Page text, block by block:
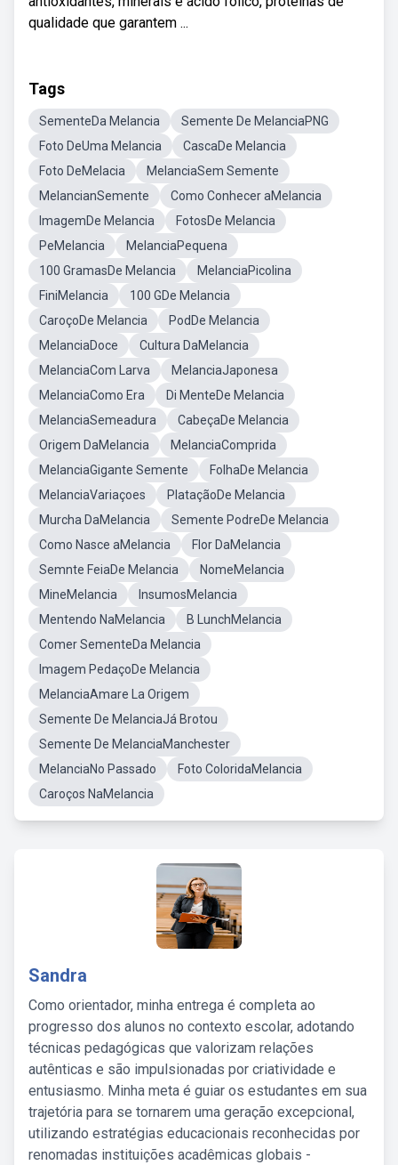
qualidade que garantem ...
Tags
SementeDa Melancia
Semente De MelanciaPNG
Foto DeUma Melancia
CascaDe Melancia
Foto DeMelacia
MelanciaSem Semente
MelancianSemente
Como Conhecer aMelancia
ImagemDe Melancia
FotosDe Melancia
PeMelancia
MelanciaPequena
100 GramasDe Melancia
MelanciaPicolina
FiniMelancia
100 GDe Melancia
CaroçoDe Melancia
PodDe Melancia
MelanciaDoce
Cultura DaMelancia
MelanciaCom Larva
MelanciaJaponesa
MelanciaComo Era
Di MenteDe Melancia
MelanciaSemeadura
CabeçaDe Melancia
Origem DaMelancia
MelanciaComprida
MelanciaGigante Semente
FolhaDe Melancia
MelanciaVariaçoes
PlataçãoDe Melancia
Murcha DaMelancia
Semente PodreDe Melancia
Como Nasce aMelancia
Flor DaMelancia
Semnte FeiaDe Melancia
NomeMelancia
MineMelancia
InsumosMelancia
Mentendo NaMelancia
B LunchMelancia
Comer SementeDa Melancia
Imagem PedaçoDe Melancia
MelanciaAmare La Origem
Semente De MelanciaJá Brotou
Semente De MelanciaManchester
MelanciaNo Passado
Foto ColoridaMelancia
Caroços NaMelancia
Sandra
Como orientador, minha entrega é completa ao
progresso dos alunos no contexto escolar, adotando
técnicas pedagógicas que valorizam relações
autênticas e são impulsionadas por criatividade e
entusiasmo. Minha meta é guiar os estudantes em sua
trajetória para se tornarem uma geração excepcional,
utilizando estratégias educacionais reconhecidas por
renomadas instituições acadêmicas globais -